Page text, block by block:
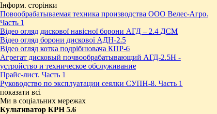
Інформ. сторінки
Повообрабатываемая техника производства ООО Велес-Агро.
Часть 1
Відео огляд дискової навісної борони АГД – 2.4 ДСМ
Відео огляд борони дискової АДН-2.5
Відео огляд котка подрібнювача КПР-6
Агрегат дисковый почвообрабатывающий АГД-2.5Н -
устройство и техническое обслуживание
Прайс-лист. Часть 1
Руководство по эксплуатации сеялки СУПН-8. Часть 1
показати всі
Ми в соціальних мережах
Культиватор КРН 5.6